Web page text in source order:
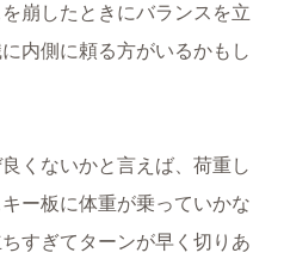
崩したときにバランスを立
内側に頼る方がいるかもし
くないかと言えば、荷重し
ー板に体重が乗っていかな
すぎてターンが早く切りあ